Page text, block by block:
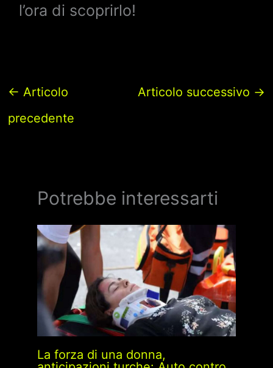
l’ora di scoprirlo!
← Articolo
precedente
Articolo successivo →
Potrebbe interessarti
La forza di una donna,